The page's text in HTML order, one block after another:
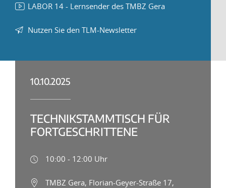
LABOR 14 - Lernsender des TMBZ Gera
Nutzen Sie den TLM-Newsletter
10.10.2025
TECHNIKSTAMMTISCH FÜR
FORTGESCHRITTENE
10:00 - 12:00 Uhr
TMBZ Gera, Florian-Geyer-Straße 17,